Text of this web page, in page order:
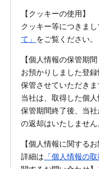
【クッキーの使用】
クッキー等につきまし
て」 をご覧ください。
【個人情報の保管期間
お預かりしました登
保管させていただきま
当社は、取得した個人
保管期間終了後、当
の返却はいたしません
【個人情報に関するお
詳細は 「個人情報の